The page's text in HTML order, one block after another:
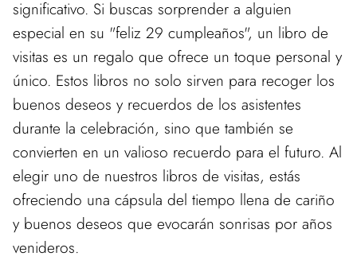
significativo. Si buscas sorprender a alguien
especial en su "feliz 29 cumpleaños", un libro de
visitas es un regalo que ofrece un toque personal y
único. Estos libros no solo sirven para recoger los
buenos deseos y recuerdos de los asistentes
durante la celebración, sino que también se
convierten en un valioso recuerdo para el futuro. Al
elegir uno de nuestros libros de visitas, estás
ofreciendo una cápsula del tiempo llena de cariño
y buenos deseos que evocarán sonrisas por años
venideros.